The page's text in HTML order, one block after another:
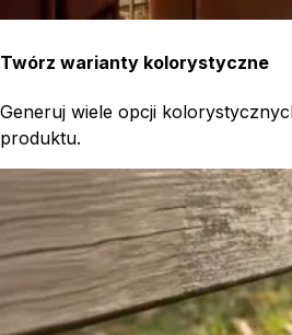
Twórz warianty kolorystyczne
Generuj wiele opcji
produktu.